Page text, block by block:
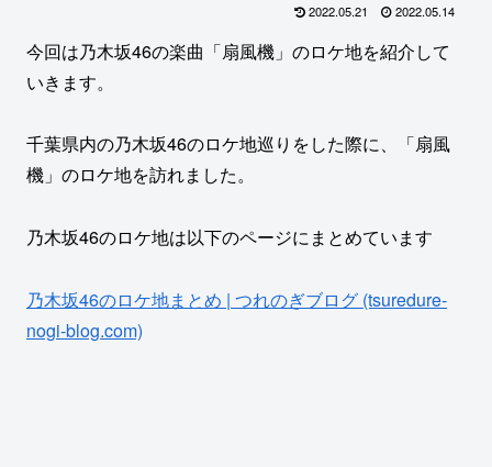
2022.05.21 2022.05.14
今回は乃木坂46の楽曲「扇風機」のロケ地を紹介して
いきます。
千葉県内の乃木坂46のロケ地巡りをした際に、「扇風
機」のロケ地を訪れました。
乃木坂46のロケ地は以下のページにまとめています
乃木坂46のロケ地まとめ | つれのぎブログ (tsuredure-
nogi-blog.com)